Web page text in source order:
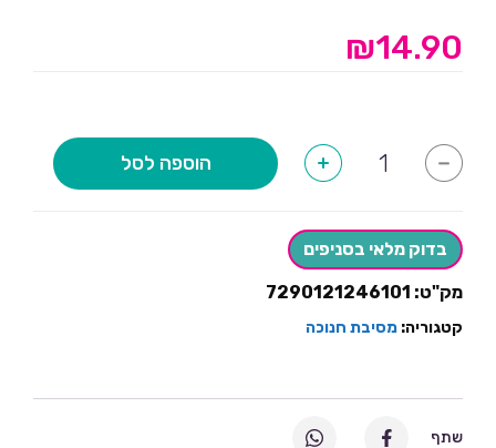
₪14.90
-
של
+ הוספה לסל
בדוק מלאי בסניפים
מק"ט: 7290121246101
קטגוריה: מסיבת חנוכה
שתף